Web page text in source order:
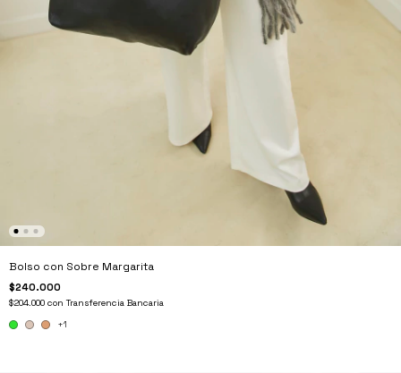
Bolso con Sobre Margarita
$240.000
$204.000 con Transferencia Bancaria
+1